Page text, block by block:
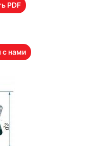
PDF
с нами